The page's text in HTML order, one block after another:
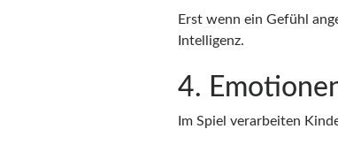
Erst wenn ein Gefühl
Intelligenz.
4.
Im Spiel verarbeiten